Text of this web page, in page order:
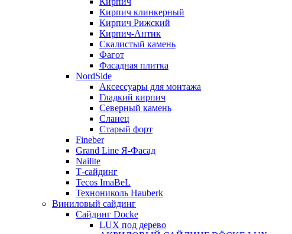
Кирпич клинкерный
Кирпич Рижский
Кирпич-Антик
Скалистый камень
Фагот
Фасадная плитка
NordSide
Аксессуары для монтажа
Гладкий кирпич
Северный камень
Сланец
Старый форт
Fineber
Grand Line Я-Фасад
Nailite
Т-сайдинг
Tecos ImaBeL
Технониколь Hauberk
Виниловый сайдинг
Сайдинг Docke
LUX под дерево